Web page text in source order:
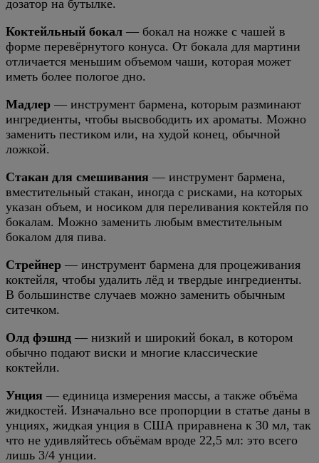
дозатор на бутылке.
Коктейльный бокал — бокал на ножке с чашей в
форме перевёрнутого конуса. От бокала для мартини
отличается меньшим объемом чаши, которая может
иметь более пологое дно.
Мадлер — инструмент бармена, которым разминают
ингредиенты, чтобы высвободить их ароматы. Можно
заменить пестиком или, на худой конец, обычной
ложкой.
Стакан для смешивания — инструмент бармена,
вместительный стакан, иногда с рисками, на которых
указан объем, и носиком для переливания коктейля по
бокалам. Можно заменить любым вместительным
бокалом для пива.
Стрейнер — инструмент бармена для процеживания
коктейля, чтобы удалить лёд и твердые ингредиенты.
В большинстве случаев можно заменить обычным
ситечком.
Олд фэшнд — низкий и широкий бокал, в котором
обычно подают виски и многие классические
коктейли.
Унция — единица измерения массы, а также объёма
жидкостей. Изначально все пропорции в статье даны в
унциях, жидкая унция в США приравнена к 30 мл, так
что не удивляйтесь объёмам вроде 22,5 мл: это всего
лишь 3/4 унции.